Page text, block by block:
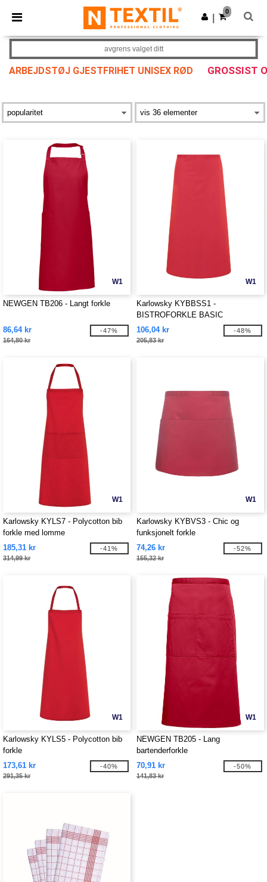
× Ntextil-app
Bedre priser i appen!
Last ned app
0
ARBEJDSTØJ GJESTFRIHET UNISEX RØD GROSSIST
avgrens valget ditt
W1
NEWGEN TB206 - Langt forkle
86,64 kr
164,80 kr
-47%
W1
Karlowsky KYBBSS1 -
BISTROFORKLE BASIC
106,04 kr
205,83 kr
-48%
W1
Karlowsky KYLS7 - Polycotton bib
forkle med lomme
185,31 kr
314,99 kr
-41%
W1
Karlowsky KYBVS3 - Chic og
funksjonelt forkle
74,26 kr
155,32 kr
-52%
W1
Karlowsky KYLS5 - Polycotton bib
forkle
173,61 kr
291,35 kr
-40%
W1
NEWGEN TB205 - Lang
bartenderforkle
70,91 kr
141,83 kr
-50%